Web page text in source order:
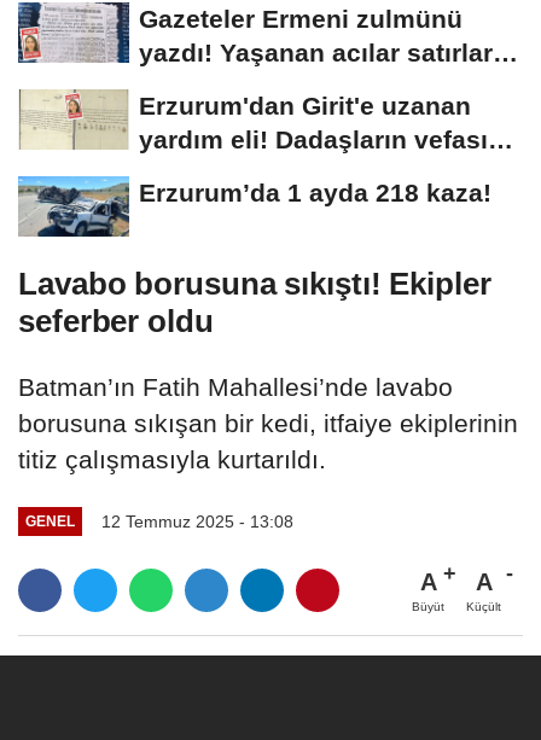
Gazeteler Ermeni zulmünü
yazdı! Yaşanan acılar satırlara
Erzurum'dan Girit'e uzanan
yardım eli! Dadaşların vefası
Erzurum’da 1 ayda 218 kaza!
Lavabo borusuna sıkıştı! Ekipler
seferber oldu
Batman’ın Fatih Mahallesi’nde lavabo
borusuna sıkışan bir kedi, itfaiye ekiplerinin
titiz çalışmasıyla kurtarıldı.
GENEL 12 Temmuz 2025 - 13:08
A
Büyüt
A
Küçült